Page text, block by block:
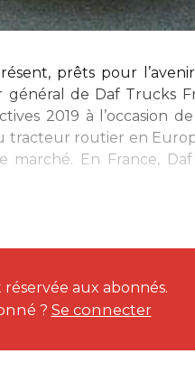
prêts pour
de Daf Trucks
2019 à l’occasion
tracteur routier en
En France,
réservée aux abonnés.
? Se connecter